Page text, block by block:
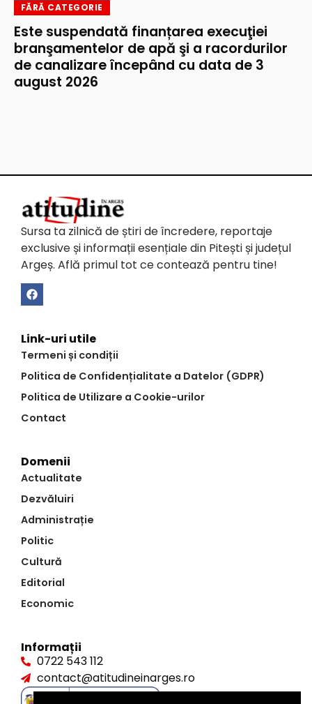
FĂRĂ CATEGORIE
Este suspendată finanțarea execuţiei
branşamentelor de apă şi a racordurilor
de canalizare începând cu data de 3
august 2026
Sursa ta zilnică de știri de încredere, reportaje
exclusive și informații esențiale din Pitești și județul
Argeș. Află primul tot ce contează pentru tine!
Link-uri utile
Termeni și condiții
Politica de Confidențialitate a Datelor (GDPR)
Politica de Utilizare a Cookie-urilor
Contact
Domenii
Actualitate
Dezvăluiri
Administrație
Politic
Cultură
Editorial
Economic
Informații
0722 543 112
contact@atitudineinarges.ro